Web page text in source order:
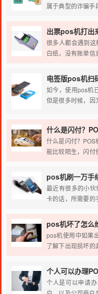
属于典型的诈骗手
平，存在重大欺诈
议：
很多人都会遇到
白纸，没有账单
下面我们一起来看
电签版pos机扫
如今，使用pos机
但是很多时候，因
吧。了解这些常见
恢复正常。
什么是闪付？
什么是闪付？
能比较陌生，闪
付的一些功能。
pos机刷一万手
最近有很多的小
卡的话，所需要的
一下pos机刷卡的手
pos机坏了怎么
pos机使用中如果
了解下出现损坏
下电源是否开启
机的情况，或者
出现一些接触不良
个人可以办理
个人是可以申请